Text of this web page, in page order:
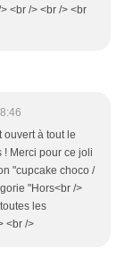
<br /> <br /> <br
ouvert à tout le
! Merci pour ce joli
"cupcake choco /
"Hors<br />
les
<br />